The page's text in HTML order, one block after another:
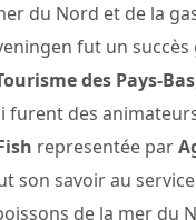
du Nord et de la
fut un succès
des Pays-Bas
furent des
representée par
son savoir au
de la mer du